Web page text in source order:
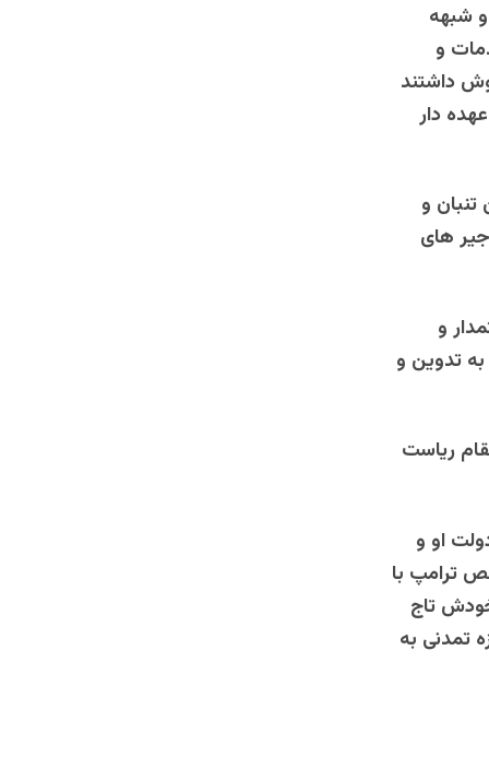
شبهه
و
داشتند
دار
و
های
و
تدوین و
ریاست
او و
ترامپ با
خودش تاج
تمدنی به